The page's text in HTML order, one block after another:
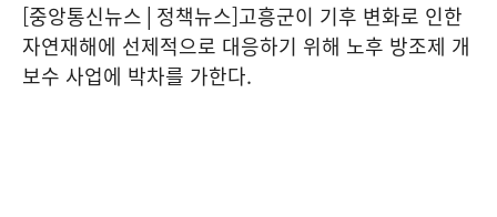
[중앙통신뉴스│정책뉴스]고흥군이 기후 변화로 인한
자연재해에 선제적으로 대응하기 위해 노후 방조제 개
보수 사업에 박차를 가한다.